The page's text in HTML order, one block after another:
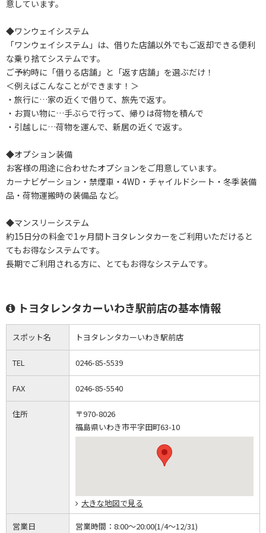
意しています。
◆ワンウェイシステム
「ワンウェイシステム」は、借りた店舗以外でもご返却できる便利
な乗り捨てシステムです。
ご予約時に「借りる店舗」と「返す店舗」を選ぶだけ！
＜例えばこんなことができます！＞
・旅行に…家の近くで借りて、旅先で返す。
・お買い物に…手ぶらで行って、帰りは荷物を積んで
・引越しに…荷物を運んで、新居の近くで返す。
◆オプション装備
お客様の用途に合わせたオプションをご用意しています。
カーナビゲーション・禁煙車・4WD・チャイルドシート・冬季装備
品・荷物運搬時の装備品 など。
◆マンスリーシステム
約15日分の料金で1ヶ月間トヨタレンタカーをご利用いただけると
てもお得なシステムです。
長期でご利用される方に、とてもお得なシステムです。
トヨタレンタカーいわき駅前店の基本情報
スポット名 トヨタレンタカーいわき駅前店
TEL 0246-85-5539
FAX 0246-85-5540
住所
〒970-8026
福島県いわき市平字田町63-10
大きな地図で見る
営業日 営業時間： 8:00～20:00(1/4～12/31)